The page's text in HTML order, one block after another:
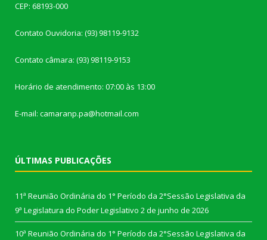
CEP: 68193-000
Contato Ouvidoria: (93) 98119-9132
Contato câmara: (93) 98119-9153
Horário de atendimento: 07:00 às 13:00
E-mail: camaranp.pa@hotmail.com
ÚLTIMAS PUBLICAÇÕES
11ª Reunião Ordinária do 1° Período da 2°Sessão Legislativa da
9ª Legislatura do Poder Legislativo 2 de junho de 2026
10ª Reunião Ordinária do 1° Período da 2°Sessão Legislativa da